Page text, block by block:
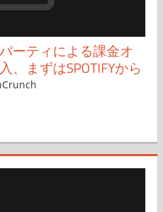
ーティによる課金オ
、まずはSPOTIFYから
Perez,Hiroshi Iwatani